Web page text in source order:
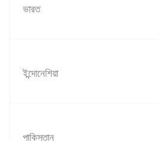
ভারত
ইন্দোনেশিয়া
পাকিস্তান